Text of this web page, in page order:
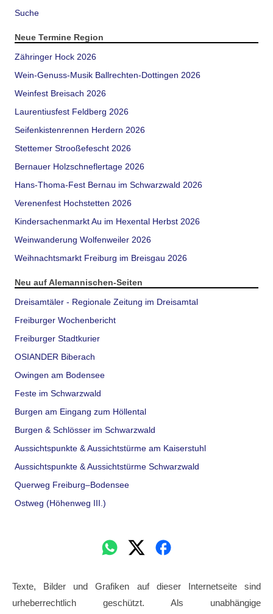
Suche
Neue Termine Region
Zähringer Hock 2026
Wein-Genuss-Musik Ballrechten-Dottingen 2026
Weinfest Breisach 2026
Laurentiusfest Feldberg 2026
Seifenkistenrennen Herdern 2026
Stettemer Strooßefescht 2026
Bernauer Holzschneflertage 2026
Hans-Thoma-Fest Bernau im Schwarzwald 2026
Verenenfest Hochstetten 2026
Kindersachenmarkt Au im Hexental Herbst 2026
Weinwanderung Wolfenweiler 2026
Weihnachtsmarkt Freiburg im Breisgau 2026
Neu auf Alemannischen-Seiten
Dreisamtäler - Regionale Zeitung im Dreisamtal
Freiburger Wochenbericht
Freiburger Stadtkurier
OSIANDER Biberach
Owingen am Bodensee
Feste im Schwarzwald
Burgen am Eingang zum Höllental
Burgen & Schlösser im Schwarzwald
Aussichtspunkte & Aussichtstürme am Kaiserstuhl
Aussichtspunkte & Aussichtstürme Schwarzwald
Querweg Freiburg–Bodensee
Ostweg (Höhenweg III.)
Texte, Bilder und Grafiken auf dieser Internetseite sind
urheberrechtlich geschützt. Als unabhängige